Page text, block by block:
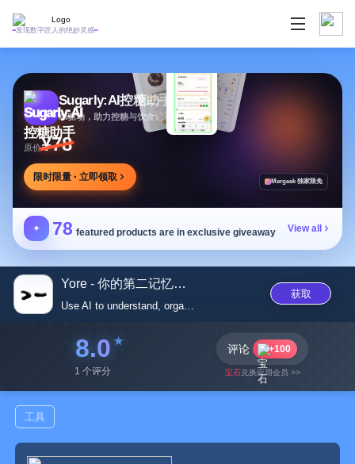
发现数字匠人的绝妙灵感
Sugarly:AI控糖助手
AI驱动，助力控糖与饮食记录，提供个性化建议
原价¥78
限时限量 · 立即领取 Mergeek 独家限免
✦ 78 featured products are in exclusive giveaway View all
Yore - 你的第二记忆，为...
Use AI to understand, organize...
获取
8.0
1 个评分
评论 +100
宝石兑换应用会员 >>
工具